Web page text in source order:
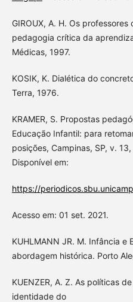
GIROUX, A. H. Os
pedagogia crítica da
Médicas, 1997.
KOSIK, K. Dialética do
Terra, 1976.
KRAMER, S. Propostas
Educação Infantil: para
posições, Campinas, SP, v.
Disponível em:
https://
Acesso em: 01 set. 2021.
KUHLMANN JR. M. Infância e
abordagem histórica. Porto
KUENZER, A. Z. As políticas
identidade do